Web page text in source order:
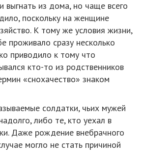
выгнать из дома, но чаще всего
поскольку на женщине
К тому же условия жизни,
проживало сразу несколько
приводило к тому что
кто-то из родственников
«снохачество» знаком
солдатки, чьих мужей
либо те, кто уехал в
Даже рождение внебрачного
могло не стать причиной